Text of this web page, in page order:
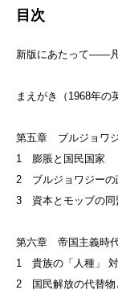
目次
新版にあたって——
まえがき（1968年の
第五章 ブルジョワ
1 膨脹と国民国家
2 ブルジョワジーの
3 資本とモッブの同
第六章 帝国主義時
1 貴族の「人種」 対
2 国民解放の代替物